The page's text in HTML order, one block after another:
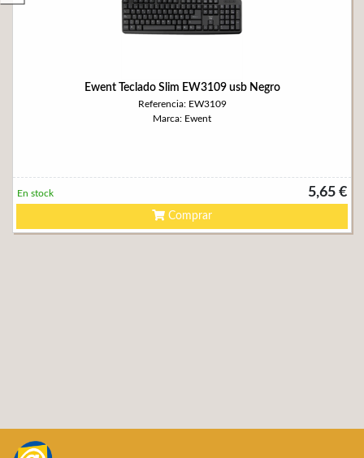
Ewent Teclado Slim EW3109 usb Negro
Referencia: EW3109
Marca: Ewent
5,65 €
En stock
Comprar